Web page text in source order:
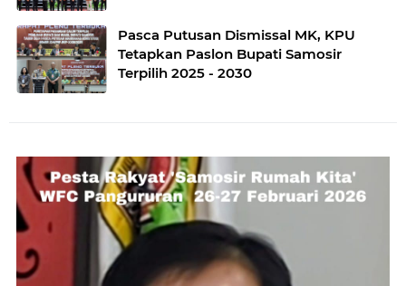
Pasca Putusan Dismissal MK, KPU
Tetapkan Paslon Bupati Samosir
Terpilih 2025 - 2030